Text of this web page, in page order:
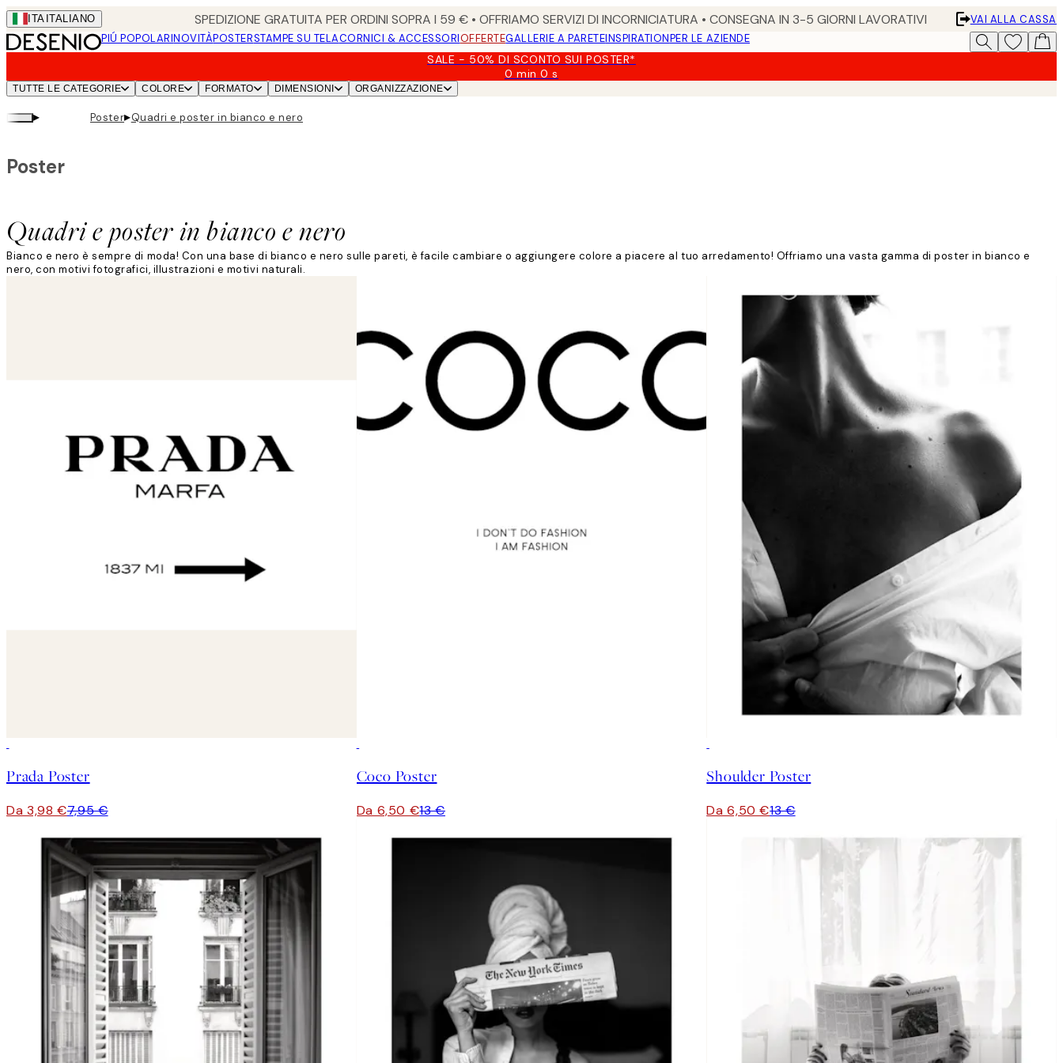
Skip
to
main
ITA ITALIANO SPEDIZIONE GRATUITA PER ORDINI SOPRA I 59 € • OFFRIAMO SERVIZI DI INCORNICIATURA • CONSEGNA IN 3-5 GIORNI LAVORATIVI
VAI ALLA CASSA
PIÚ POPOLARINOVITÀPOSTERSTAMPE SU TELACORNICI & ACCESSORIOFFERTEGALLERIE A PARETEINSPIRATIONPER LE AZIENDE
SALE - 50% DI SCONTO SUI POSTER*
0 min0 s
Valido
TUTTE LE CATEGORIE COLORE FORMATO DIMENSIONI ORGANIZZAZIONE
▸ Poster▸Quadri e poster in bianco e nero
Quadri e poster in bianco e nero
Poster
Bianco e nero è sempre di moda! Con una base di bianco e nero sulle pareti, è facile cambiare o aggiungere colore a piacere al tuo arredamento! Offriamo una vasta gamma di poster in bianco e
nero, con motivi fotografici, illustrazioni e motivi naturali.
Prada Poster
Da 3,98 €7,95 €
Coco Poster
Da 6,50 €13 €
Shoulder Poster
Da 6,50 €13 €